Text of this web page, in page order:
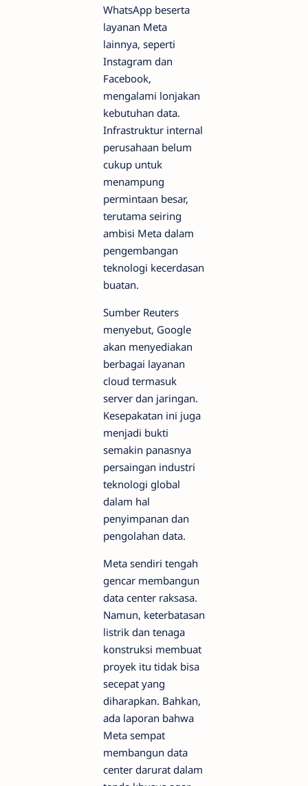
WhatsApp beserta
layanan Meta
lainnya, seperti
Instagram dan
Facebook,
mengalami lonjakan
kebutuhan data.
Infrastruktur internal
perusahaan belum
cukup untuk
menampung
permintaan besar,
terutama seiring
ambisi Meta dalam
pengembangan
teknologi kecerdasan
buatan.
Sumber Reuters
menyebut, Google
akan menyediakan
berbagai layanan
cloud termasuk
server dan jaringan.
Kesepakatan ini juga
menjadi bukti
semakin panasnya
persaingan industri
teknologi global
dalam hal
penyimpanan dan
pengolahan data.
Meta sendiri tengah
gencar membangun
data center raksasa.
Namun, keterbatasan
listrik dan tenaga
konstruksi membuat
proyek itu tidak bisa
secepat yang
diharapkan. Bahkan,
ada laporan bahwa
Meta sempat
membangun data
center darurat dalam